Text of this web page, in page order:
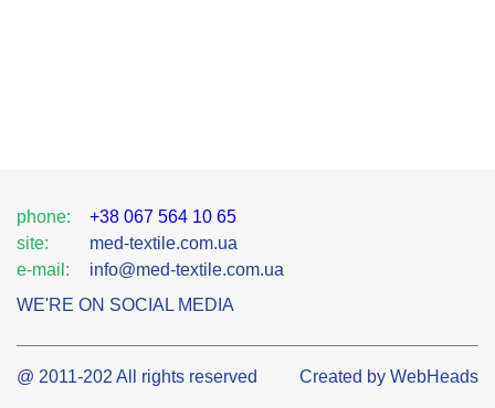
phone:
+38 067 564 10 65
site:
med-textile.com.ua
e-mail:
info@med-textile.com.ua
WE'RE ON SOCIAL MEDIA
@ 2011-202 All rights reserved Created by WebHeads